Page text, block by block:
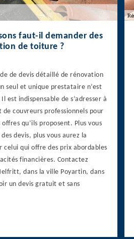
faut-il demander des
de toiture ?
de devis détaillé de rénovation
seul et unique prestataire n’est
est indispensable de s’adresser à
couvreurs professionnels pour
qu’ils proposent. Plus vous
devis, plus vous aurez la
celui qui offre des prix abordables
financières. Contactez
dans la ville Poyartin, dans
un devis gratuit et sans